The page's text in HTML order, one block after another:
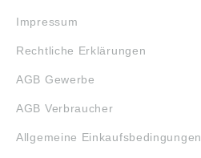
Impressum
Rechtliche Erklärungen
AGB Gewerbe
AGB Verbraucher
Allgemeine Einkaufsbedingungen